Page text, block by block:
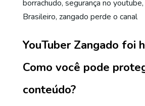
borrachudo, segurança no youtube,
Brasileiro, zangado perde o canal
YouTuber Zangado foi
Como você pode
conteúdo?